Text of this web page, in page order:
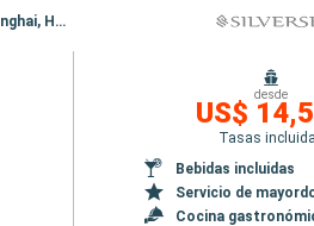
Itinerario : Tokyo, Miyako, aomori, Hakodate, Kanazawa, Maizuru, Sakai-Minato, Busan, Incheon, Shanghai, Hong Kong
desde
US$
Tasas
Bebidas incluidas
Servicio de
Cocina